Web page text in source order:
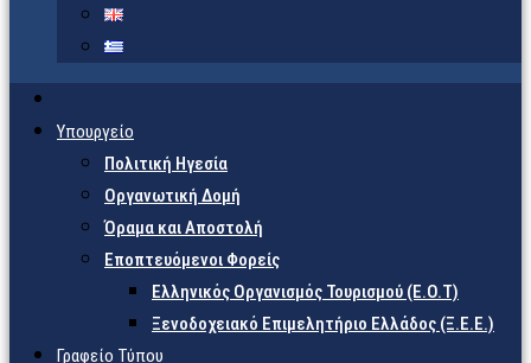
Υπουργείο
Πολιτική Ηγεσία
Οργανωτική Δομή
Όραμα και Αποστολή
Εποπτευόμενοι Φορείς
Eλληνικός Οργανισμός Τουρισμού (Ε.Ο.Τ)
Ξενοδοχειακό Επιμελητήριο Ελλάδος (Ξ.Ε.Ε.)
Γραφείο Τύπου